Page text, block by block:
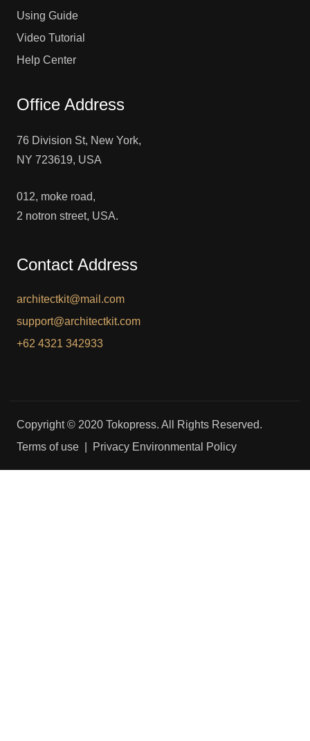
Using Guide
Video Tutorial
Help Center
Office Address
76 Division St, New York,
NY 723619, USA
012, moke road,
2 notron street, USA.
Contact Address
architectkit@mail.com
support@architectkit.com
+62 4321 342933
Copyright © 2020 Tokopress. All Rights Reserved.
Terms of use | Privacy Environmental Policy